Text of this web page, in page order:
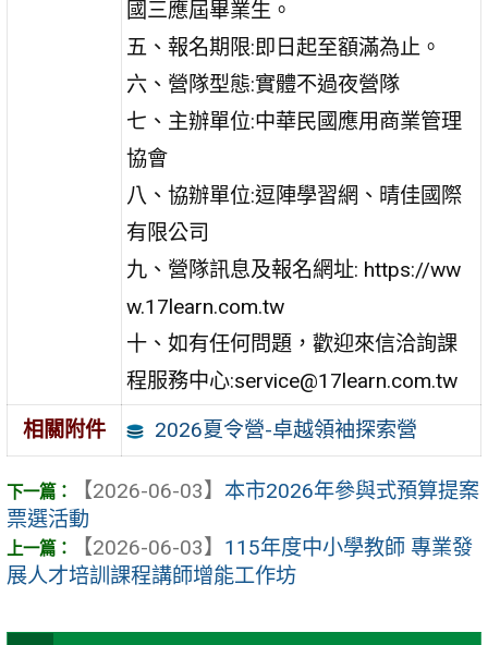
國三應屆畢業生。
五、報名期限:即日起至額滿為止。
六、營隊型態:實體不過夜營隊
七、主辦單位:中華民國應用商業管理
協會
八、協辦單位:逗陣學習網、晴佳國際
有限公司
九、營隊訊息及報名網址: https://ww
w.17learn.com.tw
十、如有任何問題，歡迎來信洽詢課
程服務中心:service@17learn.com.tw
相關附件
2026夏令營-卓越領袖探索營
【2026-06-03】 本市2026年參與式預算提案
票選活動
【2026-06-03】 115年度中小學教師 專業發
展人才培訓課程講師增能工作坊